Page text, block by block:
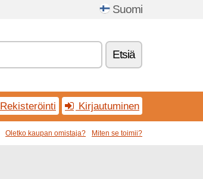
Suomi
Etsiä
Rekisteröinti Kirjautuminen
Oletko kaupan omistaja? Miten se toimii?